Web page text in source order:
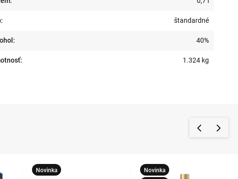
štandardné
40%
1.324 kg
Novinka
Novinka